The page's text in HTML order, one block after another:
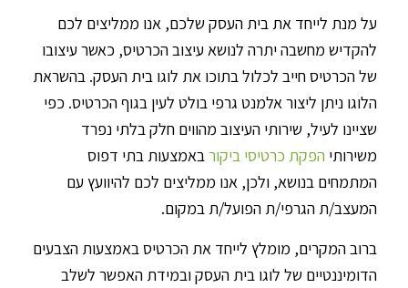
על מנת לייחד את בית העסק שלכם, אנו ממליצים לכם
להקדיש מחשבה יתרה לנושא עיצוב הכרטיס, כאשר עיצובו
של הכרטיס חייב לכלול בתוכו את לוגו בית העסק. בהשראת
הלוגו ניתן ליצור אלמנט גרפי בולט לעין בגוף הכרטיס. כפי
שציינו לעיל, שירותי העיצוב מהווים חלק בלתי נפרד
משירותי הפקת כרטיסי ביקורבאמצעות בתי דפוס
המתמחים בנושא, ולכן, אנו ממליצים לכם להיוועץ עם
המעצב/ת הגרפי/ת הפועל/ת במקום.
ברוב המקרים, מומלץ לייחד את הכרטיס באמצעות הצבעים
הדומיננטיים של לוגו בית העסק ובמידת האפשר לשלב